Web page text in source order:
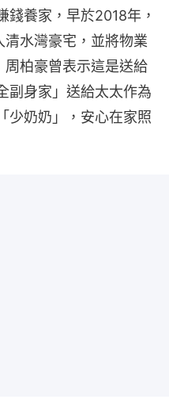
錢養家，早於2018年，
水灣豪宅，並將物業
柏豪曾表示這是送給
副身家」送給太太作為
少奶奶」，安心在家照